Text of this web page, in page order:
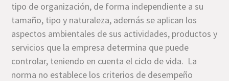
tipo de organización, de forma independiente a su
tamaño, tipo y naturaleza, además se aplican los
aspectos ambientales de sus actividades, productos y
servicios que la empresa determina que puede
controlar, teniendo en cuenta el ciclo de vida. La
norma no establece los criterios de desempeño